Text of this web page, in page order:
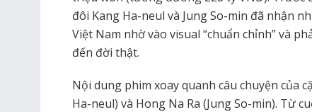
đôi Kang Ha-neul và Jung So-min đã nhận
Việt Nam nhờ vào visual “chuẩn chỉnh” và
đến đời thật.
Nội dung phim xoay quanh câu chuyện của
Ha-neul) và Hong Na Ra (Jung So-min). Từ